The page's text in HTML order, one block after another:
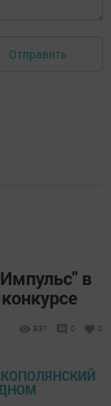
Отправить
в
931 0 0